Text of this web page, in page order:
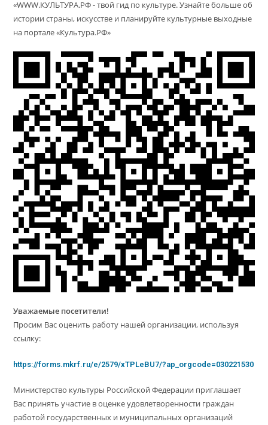
«WWW.КУЛЬТУРА.РФ - твой гид по культуре. Узнайте больше об
истории страны, искусстве и планируйте культурные выходные
на портале «Культура.РФ»
Уважаемые посетители!
Просим Вас оценить работу нашей организации, используя
ссылку:
https://forms.mkrf.ru/e/2579/xTPLeBU7/?ap_orgcode=030221530
Министерство культуры Российской Федерации приглашает
Вас принять участие в оценке удовлетворенности граждан
работой государственных и муниципальных организаций